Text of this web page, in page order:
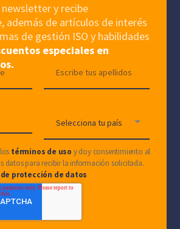
y recibe
además de artículos de interés
de gestión ISO y habilidades
especiales en
términos de uso y doy consentimiento al
datos para recibir la información solicitada.
protección de datos